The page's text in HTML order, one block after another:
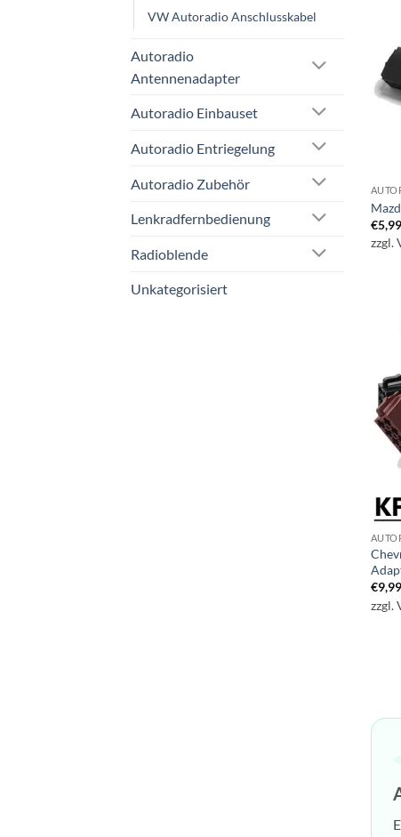
VW Autoradio Anschlusskabel
Autoradio
Antennenadapter
Autoradio Einbauset
Autoradio Entriegelung
Autoradio Zubehör
Lenkradfernbedienung
Radioblende
Unkategorisiert
€5,99
zzgl.
€9,99
zzgl.